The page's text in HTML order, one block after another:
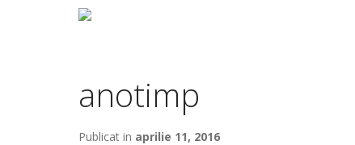
anotimp
Publicat in aprilie 11, 2016